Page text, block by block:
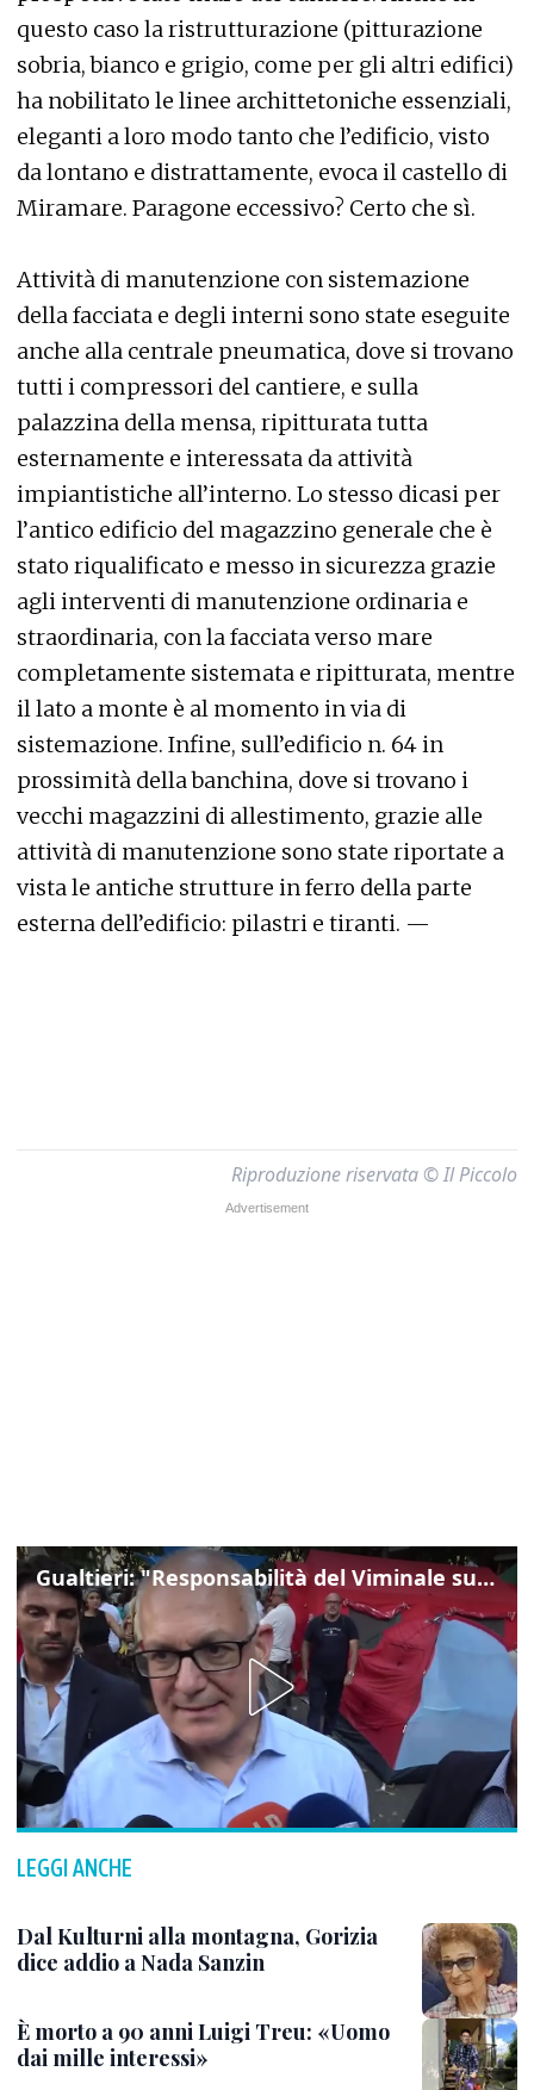
questo caso la ristrutturazione (pitturazione
sobria, bianco e grigio, come per gli altri edifici)
ha nobilitato le linee archittetoniche essenziali,
eleganti a loro modo tanto che l’edificio, visto
da lontano e distrattamente, evoca il castello di
Miramare. Paragone eccessivo? Certo che sì.
Attività di manutenzione con sistemazione
della facciata e degli interni sono state eseguite
anche alla centrale pneumatica, dove si trovano
tutti i compressori del cantiere, e sulla
palazzina della mensa, ripitturata tutta
esternamente e interessata da attività
impiantistiche all’interno. Lo stesso dicasi per
l’antico edificio del magazzino generale che è
stato riqualificato e messo in sicurezza grazie
agli interventi di manutenzione ordinaria e
straordinaria, con la facciata verso mare
completamente sistemata e ripitturata, mentre
il lato a monte è al momento in via di
sistemazione. Infine, sull’edificio n. 64 in
prossimità della banchina, dove si trovano i
vecchi magazzini di allestimento, grazie alle
attività di manutenzione sono state riportate a
vista le antiche strutture in ferro della parte
esterna dell’edificio: pilastri e tiranti. —
Riproduzione riservata © Il Piccolo
Gualtieri: "Responsabilità del Viminale su Spin Time? La posizione dei partiti è nota"
LEGGI ANCHE
Dal Kulturni alla montagna, Gorizia
dice addio a Nada Sanzin
È morto a 90 anni Luigi Treu: «Uomo
dai mille interessi»